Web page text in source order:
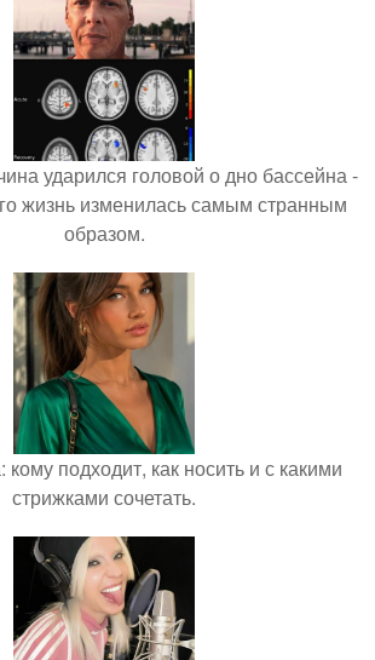
ударился головой о дно бассейна -
жизнь изменилась самым странным
образом.
подходит, как носить и с какими
стрижками сочетать.